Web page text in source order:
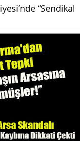
“Sendikal